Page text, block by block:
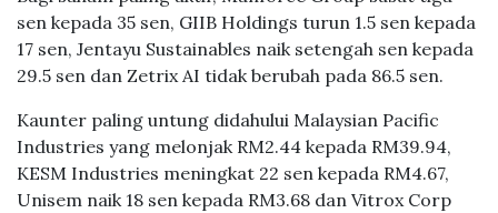
sen kepada 35 sen, GIIB Holdings turun 1.5 sen kepada
17 sen, Jentayu Sustainables naik setengah sen kepada
29.5 sen dan Zetrix AI tidak berubah pada 86.5 sen.
Kaunter paling untung didahului Malaysian Pacific
Industries yang melonjak RM2.44 kepada RM39.94,
KESM Industries meningkat 22 sen kepada RM4.67,
Unisem naik 18 sen kepada RM3.68 dan Vitrox Corp